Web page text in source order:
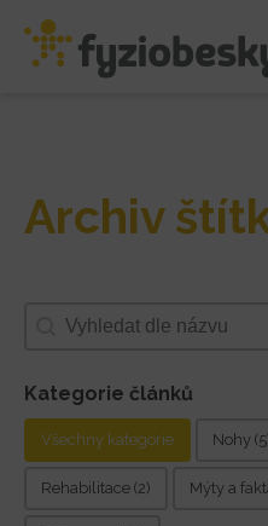
Archiv
Search content
Kategorie článků
Kategorie článků
Všechny kategorie Nohy
Rehabilitace (2) Mýty a